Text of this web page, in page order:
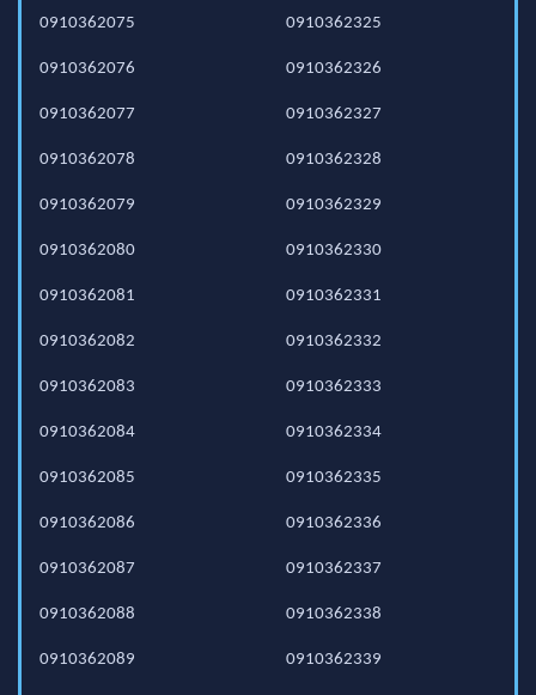
0910362075
0910362076
0910362077
0910362078
0910362079
0910362080
0910362081
0910362082
0910362083
0910362084
0910362085
0910362086
0910362087
0910362088
0910362089
0910362325
0910362326
0910362327
0910362328
0910362329
0910362330
0910362331
0910362332
0910362333
0910362334
0910362335
0910362336
0910362337
0910362338
0910362339